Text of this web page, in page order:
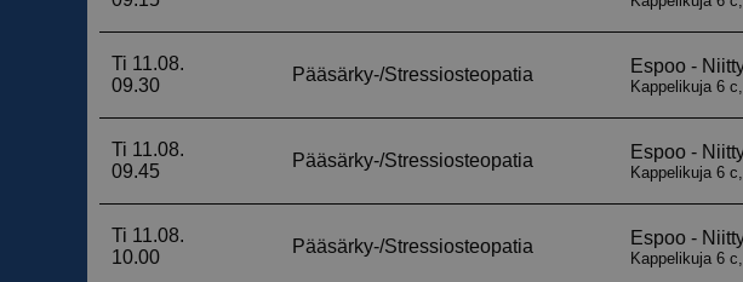
Ehdottomasti välttämättömät
Ehdottomasti välttämättömät evästeet
tilinhallinnan. Sivustoa ei voida käyttää oikein ilman
Cloudflare Inc.
.hs-analytics.net